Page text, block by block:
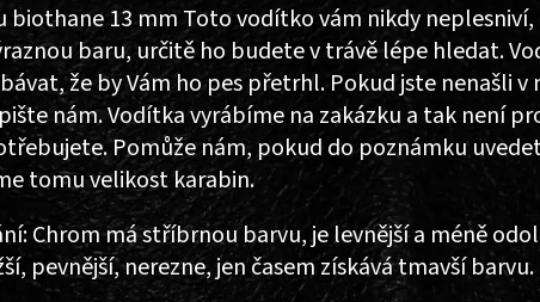
13 mm Toto vodítko vám nikdy neplesniví,
baru, určitě ho budete v trávě lépe hledat.
že by Vám ho pes přetrhl. Pokud jste nenašli v
nám. Vodítka vyrábíme na zakázku a tak není
Pomůže nám, pokud do poznámku
tomu velikost karabin.
Chrom má stříbrnou barvu, je levnější a méně
pevnější, nerezne, jen časem získává tmavší barvu.